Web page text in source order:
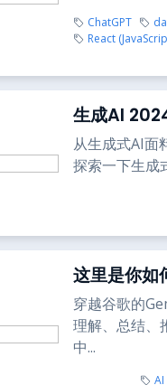
ChatGPT
React
生成AI
从生成式AI面
探索一下生成
这里是你
穿越谷歌的
理解、总结、
中...
AI